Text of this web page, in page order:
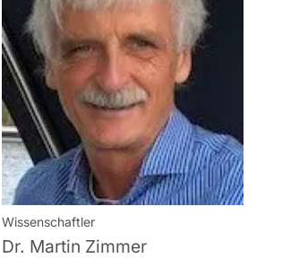
Wissenschaftler
Dr. Martin Zimmer